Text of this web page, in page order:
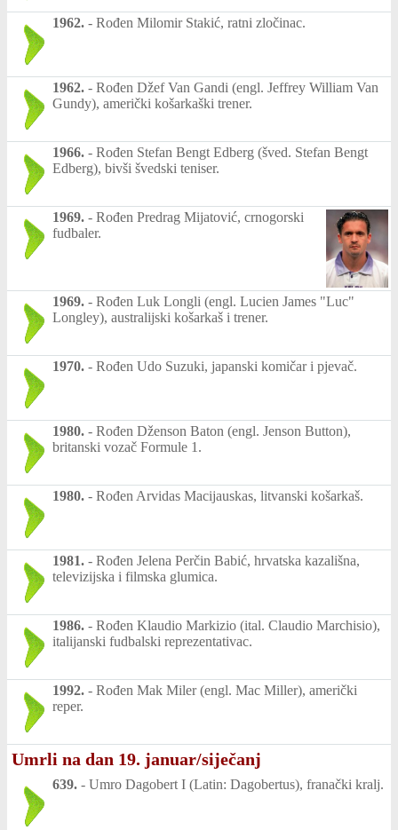
1962. - Rođen Milomir Stakić, ratni zločinac.
1962. - Rođen Džef Van Gandi (engl. Jeffrey William Van
Gundy), američki košarkaški trener.
1966. - Rođen Stefan Bengt Edberg (šved. Stefan Bengt
Edberg), bivši švedski teniser.
1969. - Rođen Predrag Mijatović, crnogorski
fudbaler.
1969. - Rođen Luk Longli (engl. Lucien James "Luc"
Longley), australijski košarkaš i trener.
1970. - Rođen Udo Suzuki, japanski komičar i pjevač.
1980. - Rođen Dženson Baton (engl. Jenson Button),
britanski vozač Formule 1.
1980. - Rođen Arvidas Macijauskas, litvanski košarkaš.
1981. - Rođen Jelena Perčin Babić, hrvatska kazališna,
televizijska i filmska glumica.
1986. - Rođen Klaudio Markizio (ital. Claudio Marchisio),
italijanski fudbalski reprezentativac.
1992. - Rođen Mak Miler (engl. Mac Miller), američki
reper.
Umrli na dan 19. januar/siječanj
639. - Umro Dagobert I (Latin: Dagobertus), franački kralj.